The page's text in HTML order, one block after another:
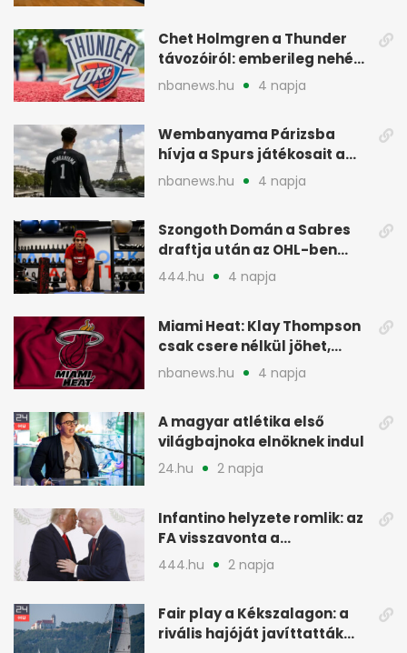
Chet Holmgren a Thunder
távozóiról: emberileg nehéz,
de bízik
nbanews.hu 4 napja
Wembanyama Párizsba
hívja a Spurs játékosait a
szezonrajtra
nbanews.hu 4 napja
Szongoth Domán a Sabres
draftja után az OHL-ben
léphet nagyot az NHL felé
444.hu 4 napja
Miami Heat: Klay Thompson
csak csere nélkül jöhet,
kivárnak
nbanews.hu 4 napja
A magyar atlétika első
világbajnoka elnöknek indul
24.hu 2 napja
Infantino helyzete romlik: az
FA visszavonta a
támogatását, jöhet a
444.hu 2 napja
Fair play a Kékszalagon: a
rivális hajóját javíttatták